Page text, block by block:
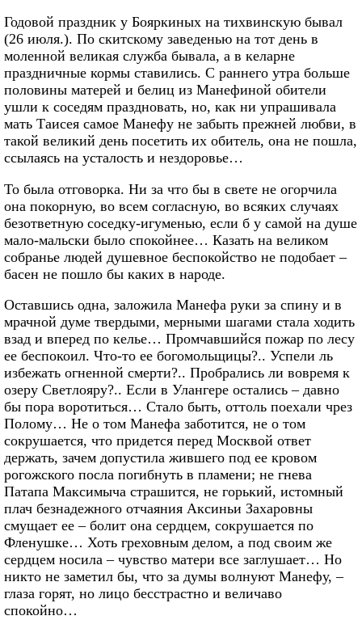
Годовой праздник у Бояркиных на тихвинскую бывал
(26 июля.). По скитскому заведенью на тот день в
моленной великая служба бывала, а в келарне
праздничные кормы ставились. С раннего утра больше
половины матерей и белиц из Манефиной обители
ушли к соседям праздновать, но, как ни упрашивала
мать Таисея самое Манефу не забыть прежней любви, в
такой великий день посетить их обитель, она не пошла,
ссылаясь на усталость и нездоровье…
То была отговорка. Ни за что бы в свете не огорчила
она покорную, во всем согласную, во всяких случаях
безответную соседку-игуменью, если б у самой на душе
мало-мальски было спокойнее… Казать на великом
собранье людей душевное беспокойство не подобает –
басен не пошло бы каких в народе.
Оставшись одна, заложила Манефа руки за спину и в
мрачной думе твердыми, мерными шагами стала ходить
взад и вперед по келье… Промчавшийся пожар по лесу
ее беспокоил. Что-то ее богомольщицы?.. Успели ль
избежать огненной смерти?.. Пробрались ли вовремя к
озеру Светлояру?.. Если в Улангере остались – давно
бы пора воротиться… Стало быть, оттоль поехали чрез
Полому… Не о том Манефа заботится, не о том
сокрушается, что придется перед Москвой ответ
держать, зачем допустила жившего под ее кровом
рогожского посла погибнуть в пламени; не гнева
Патапа Максимыча страшится, не горький, истомный
плач безнадежного отчаяния Аксиньи Захаровны
смущает ее – болит она сердцем, сокрушается по
Фленушке… Хоть греховным делом, а под своим же
сердцем носила – чувство матери все заглушает… Но
никто не заметил бы, что за думы волнуют Манефу, –
глаза горят, но лицо бесстрастно и величаво
спокойно…